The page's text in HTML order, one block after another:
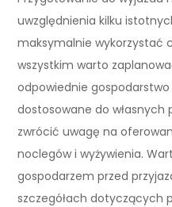
uwzględnienia kilku
maksymalnie wykorzystać
wszystkim warto
odpowiednie
dostosowane do własnych
zwrócić uwagę na
noclegów i wyżywienia.
gospodarzem przed
szczegółach dotyczących